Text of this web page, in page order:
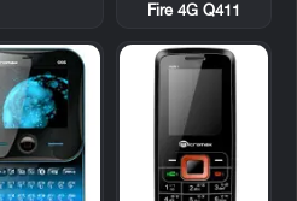
Fire 4G Q411